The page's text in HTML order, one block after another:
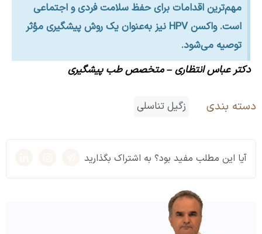
مهم‌ترین اقدامات برای حفظ سلامت فردی و اجتماعی
است. واکسن HPV نیز به‌عنوان یک روش پیشگیری مؤثر
توصیه می‌شود.
دکتر عباس انتظاری– متخصص طب پیشگیری
دسته بندی زگیل تناسلی
آیا این مطلب مفید بود؟ به اشتراک بگذارید